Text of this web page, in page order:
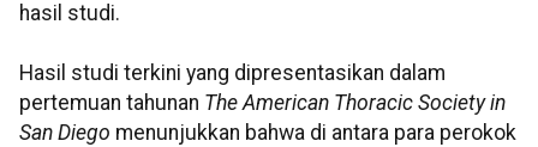
hasil studi.
Hasil studi terkini yang dipresentasikan dalam
pertemuan tahunan The American Thoracic Society in
San Diego menunjukkan bahwa di antara para perokok